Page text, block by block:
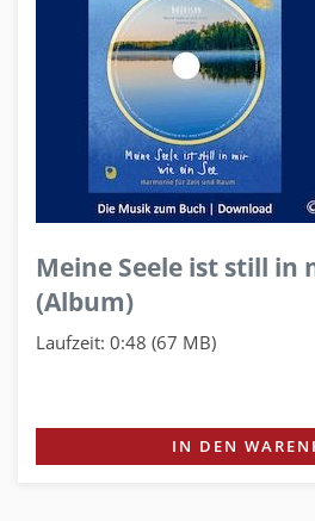
Meine Seele ist still in
(Album)
Laufzeit: 0:48 (67 MB)
IN DEN